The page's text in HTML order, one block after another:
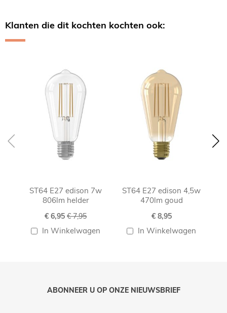
Klanten die dit kochten kochten ook:
ST64 E27 edison 7w
806lm helder
Speciale
€ 6,95 € 7,95
In Winkelwagen
ST64 E27 edison 4,5w
470lm goud
€ 8,95
In Winkelwagen
ABONNEER U OP ONZE NIEUWSBRIEF